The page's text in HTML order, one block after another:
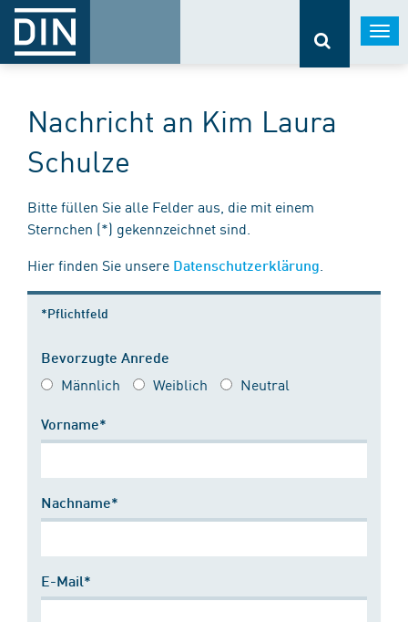
Nachricht an Kim Laura
Schulze
Bitte füllen Sie alle Felder aus, die mit einem
Sternchen (*) gekennzeichnet sind.
Hier finden Sie unsere Datenschutzerklärung
*Pflichtfeld
Bevorzugte Anrede
Männlich Weiblich Neutral
Vorname*
Nachname*
E-Mail*